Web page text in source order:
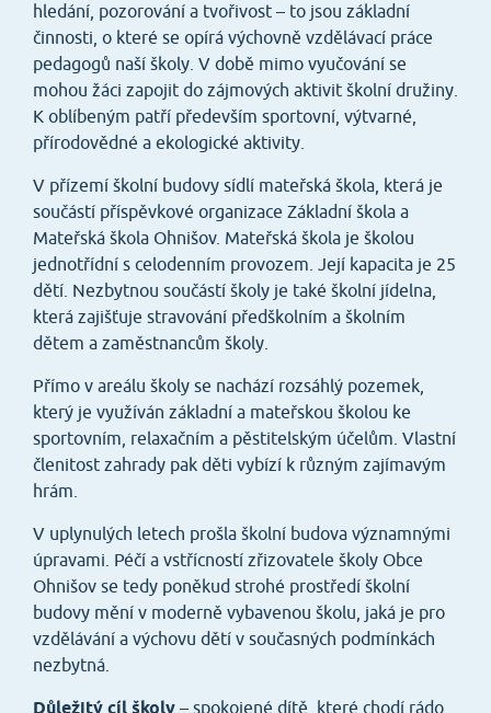
hledání, pozorování a tvořivost – to jsou základní
činnosti, o které se opírá výchovně vzdělávací práce
pedagogů naší školy. V době mimo vyučování se
mohou žáci zapojit do zájmových aktivit školní družiny.
K oblíbeným patří především sportovní, výtvarné,
přírodovědné a ekologické aktivity.
V přízemí školní budovy sídlí mateřská škola, která je
součástí příspěvkové organizace Základní škola a
Mateřská škola Ohnišov. Mateřská škola je školou
jednotřídní s celodenním provozem. Její kapacita je 25
dětí. Nezbytnou součástí školy je také školní jídelna,
která zajišťuje stravování předškolním a školním
dětem a zaměstnancům školy.
Přímo v areálu školy se nachází rozsáhlý pozemek,
který je využíván základní a mateřskou školou ke
sportovním, relaxačním a pěstitelským účelům. Vlastní
členitost zahrady pak děti vybízí k různým zajímavým
hrám.
V uplynulých letech prošla školní budova významnými
úpravami. Péčí a vstřícností zřizovatele školy Obce
Ohnišov se tedy poněkud strohé prostředí školní
budovy mění v moderně vybavenou školu, jaká je pro
vzdělávání a výchovu dětí v současných podmínkách
nezbytná.
– spokojené dítě, které chodí rádo